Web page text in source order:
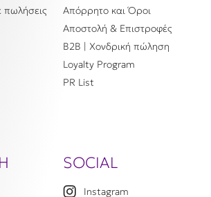
Απόρρητο και Όροι
Αποστολή & Επιστροφές
B2B | Χονδρική πώληση
Loyalty Program
PR List
SOCIAL
Instagram